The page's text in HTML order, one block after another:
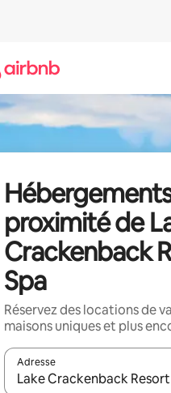
proximité de
Crackenback
Spa
Réservez des locations de
maisons uniques et plus
Adresse
Lorsque les résultats